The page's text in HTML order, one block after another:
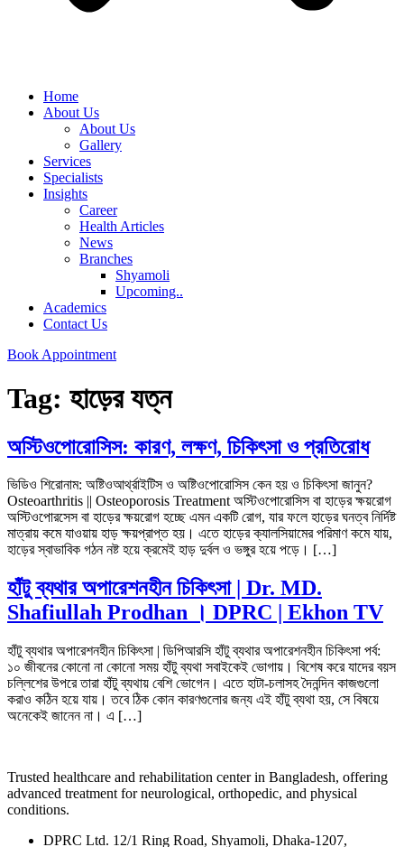
Home
About Us
About Us
Gallery
Services
Specialists
Insights
Career
Health Articles
News
Branches
Shyamoli
Upcoming..
Academics
Contact Us
Book Appointment
Tag: হাড়ের যত্ন
অস্টিওপোরোসিস: কারণ, লক্ষণ, চিকিৎসা ও প্রতিরোধ
ভিডিও শিরোনাম: অষ্টিওআর্থ্রাইটিস ও অষ্টিওপোরোসিস কেন হয় ও চিকিৎসা জানুন?
Osteoarthritis || Osteoporosis Treatment অস্টিওপোরোসিস বা হাড়ের ক্ষয়রোগ
অস্টিওপোরসেস বা হাড়ের ক্ষয়রোগ হচ্ছে এমন একটি রোগ, যার ফলে হাড়ের ঘনত্ব নির্দিষ্ট
মাত্রায় কমে যাওয়ায় হাড় ক্ষয়প্রাপ্ত হয়। এতে হাড়ের ক্যালসিয়ামের পরিমাণ কমে যায়,
হাড়ের স্বাভাবিক গঠন নষ্ট হয়ে ক্রমেই হাড় দুর্বল ও ভঙ্গুর হয়ে পড়ে। […]
হাঁটু ব্যথার অপারেশনহীন চিকিৎসা | Dr. MD.
Shafiullah Prodhan । DPRC | Ekhon TV
হাঁটু ব্যথার অপারেশনহীন চিকিৎসা | ডিপিআরসি হাঁটু ব্যথার অপারেশনহীন চিকিৎসা পর্ব:
১০ জীবনের কোনো না কোনো সময় হাঁটু ব্যথা সবাইকেই ভোগায়। বিশেষ করে যাদের বয়স
চল্লিশের উপরে তারা হাঁটু ব্যথায় বেশি ভোগেন। এতে হাটা-চলাসহ দৈনন্দিন কাজগুলো
করাও কঠিন হয়ে যায়। তবে ঠিক কোন কারণগুলোর জন্য এই হাঁটু ব্যথা হয়, সে বিষয়ে
অনেকেই জানেন না। এ […]
Trusted healthcare and rehabilitation center in Bangladesh, offering
advanced treatment for neurological, orthopedic, and physical
conditions.
DPRC Ltd. 12/1 Ring Road, Shyamoli, Dhaka-1207,